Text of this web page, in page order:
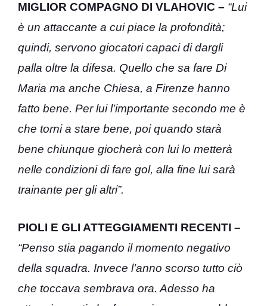
MIGLIOR COMPAGNO DI VLAHOVIC – “Lui
è un attaccante a cui piace la profondità;
quindi, servono giocatori capaci di dargli
palla oltre la difesa. Quello che sa fare Di
Maria ma anche Chiesa, a Firenze hanno
fatto bene. Per lui l’importante secondo me è
che torni a stare bene, poi quando starà
bene chiunque giocherà con lui lo metterà
nelle condizioni di fare gol, alla fine lui sarà
trainante per gli altri”.
PIOLI E GLI ATTEGGIAMENTI RECENTI –
“Penso stia pagando il momento negativo
della squadra. Invece l’anno scorso tutto ciò
che toccava sembrava ora. Adesso ha